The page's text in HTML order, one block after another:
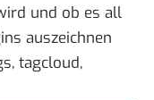
und ob es all
auszeichnen
tagcloud,